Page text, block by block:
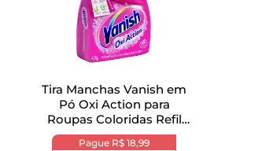
Tira Manchas Vanish em
Pó Oxi Action para
Roupas Coloridas Refil
400g
Pague R$ 18,99